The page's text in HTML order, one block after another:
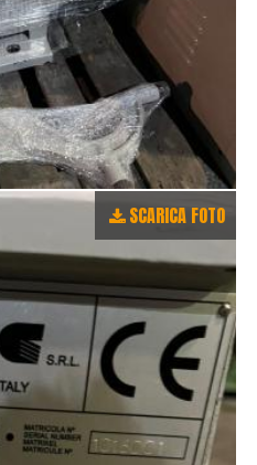
SCARICA FOTO